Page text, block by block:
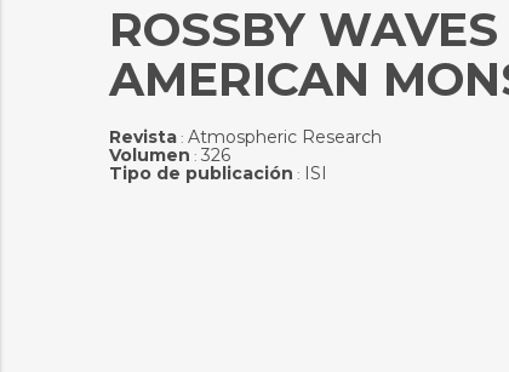
ROSSBY
AMERICAN
Revista: Atmospheric Research
Volumen : 326
Tipo de publicación : ISI